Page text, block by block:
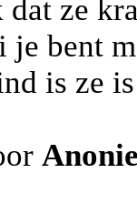
dat ze
bent
is ze